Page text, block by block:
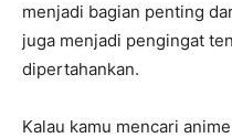
menjadi bagian penting
juga menjadi pengingat
dipertahankan.
Kalau kamu mencari